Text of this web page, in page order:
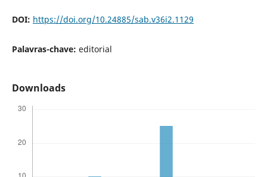
DOI: https://doi.org/10.24885/sab.v36i2.1129
Palavras-chave: editorial
Downloads